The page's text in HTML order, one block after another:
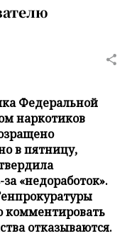
Федеральной
наркотиков
в пятницу,
«недоработок».
комментировать
отказываются.